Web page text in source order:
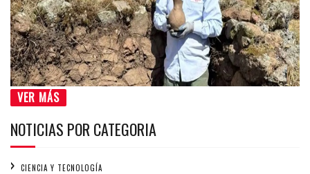
VER MÁS
NOTICIAS POR CATEGORIA
CIENCIA Y TECNOLOGÍA